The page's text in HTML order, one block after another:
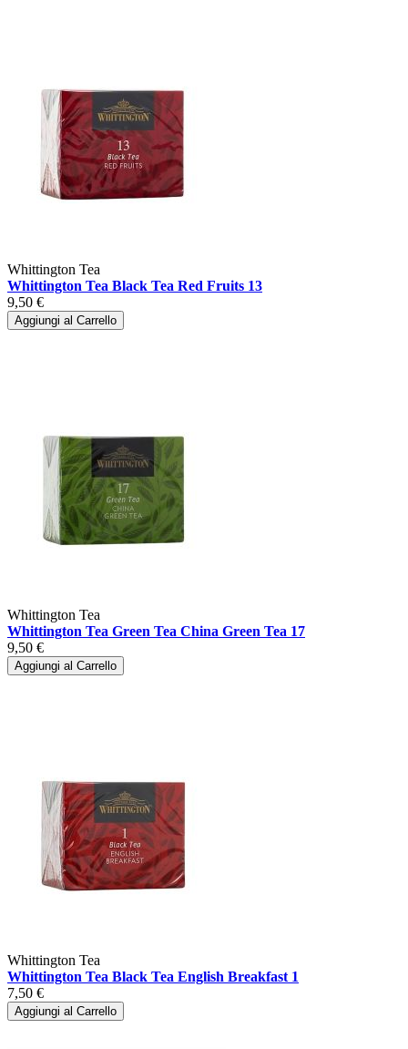
Whittington Tea
Whittington Tea Black Tea Red Fruits 13
9,50 €
Aggiungi al Carrello
Whittington Tea
Whittington Tea Green Tea China Green Tea 17
9,50 €
Aggiungi al Carrello
Whittington Tea
Whittington Tea Black Tea English Breakfast 1
7,50 €
Aggiungi al Carrello